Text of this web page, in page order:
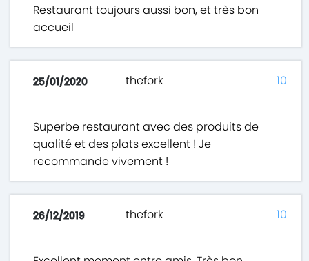
Restaurant toujours aussi bon, et très bon
accueil
25/01/2020 thefork
Superbe restaurant avec des produits de
qualité et des plats excellent ! Je
recommande vivement !
10
26/12/2019 thefork 10